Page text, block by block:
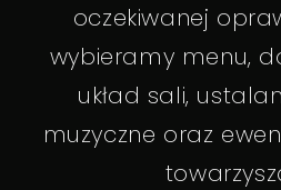
oczekiwanej
wybieramy menu,
układ sali,
muzyczne oraz